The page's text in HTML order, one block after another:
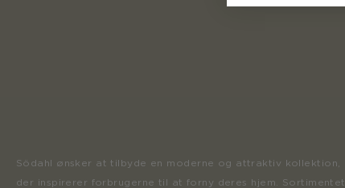
Södahl ønsker at tilbyde en moderne og attraktiv kollektion,
der inspirerer forbrugerne til at forny deres hjem. Sortimentet